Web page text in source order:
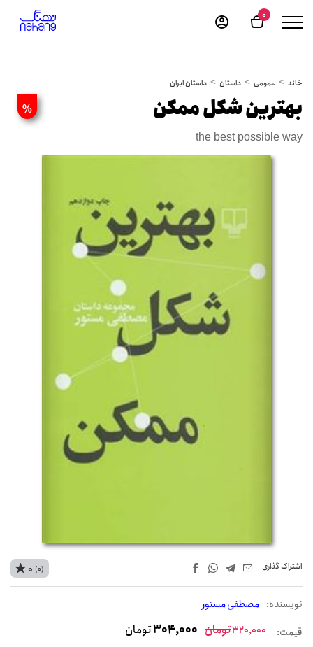
0
خانه عمومی داستان داستان ایران
% بهترین شکل ممکن
the best possible way
اشتراک‌ گذاری
نويسنده: مصطفی مستور
0 (0)
قیمت: 320,000تومان 304,000تومان